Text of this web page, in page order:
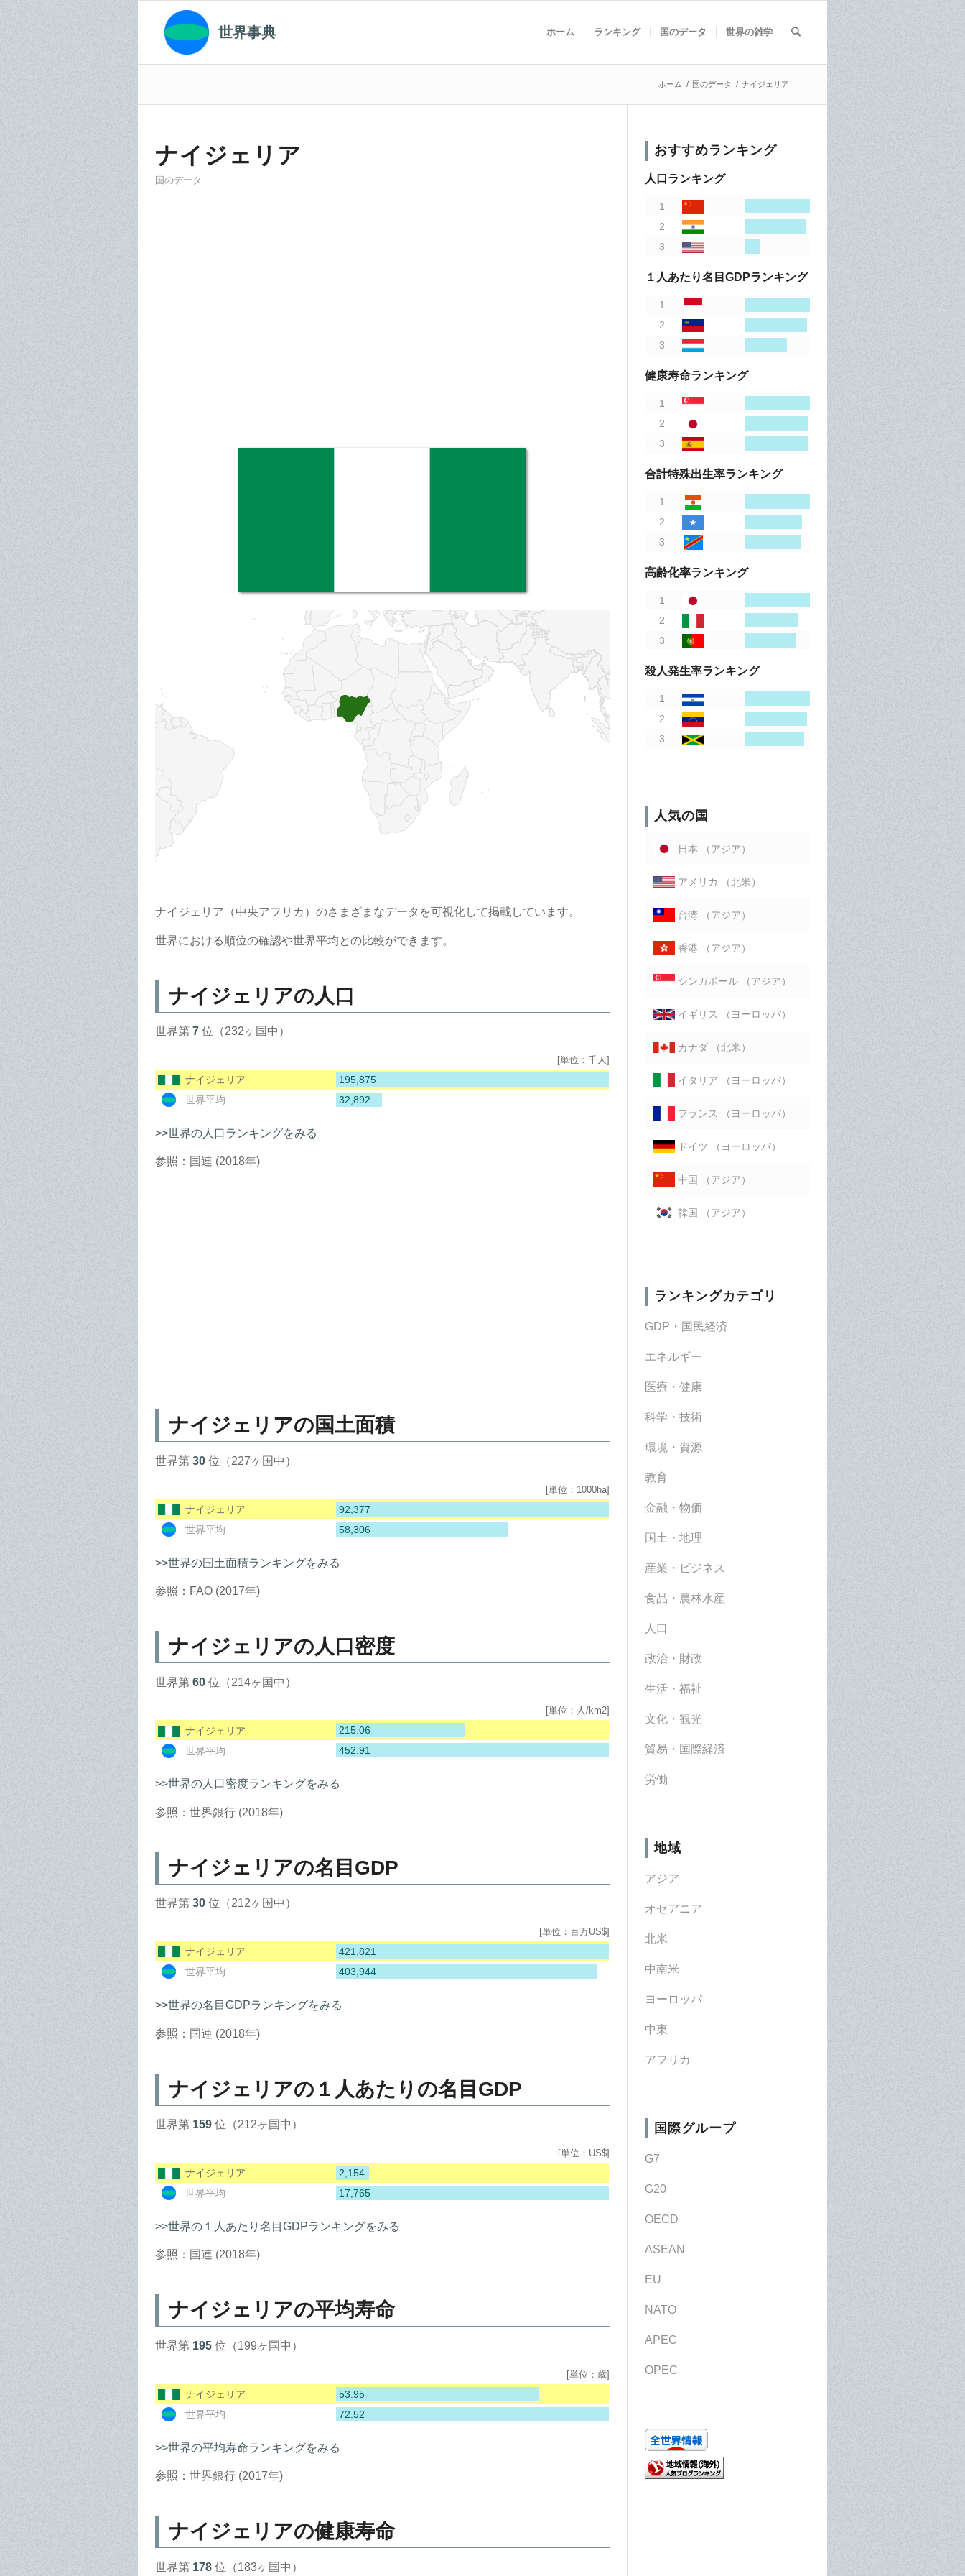
世界事典 ホーム ランキング 国のデータ 世界の雑学
ホーム / 国のデータ / ナイジェリア
ナイジェリア
国のデータ
ナイジェリア（中央アフリカ）のさまざまなデータを可視化して掲載しています。
世界における順位の確認や世界平均との比較ができます。
ナイジェリアの人口
世界第 7 位（232ヶ国中）
[単位：千人]
ナイジェリア
195,875
世界平均
32,892
>>世界の人口ランキングをみる
参照：国連 (2018年)
ナイジェリアの国土面積
世界第 30 位（227ヶ国中）
[単位：1000ha]
ナイジェリア
92,377
世界平均
58,306
>>世界の国土面積ランキングをみる
参照：FAO (2017年)
ナイジェリアの人口密度
世界第 60 位（214ヶ国中）
[単位：人/km2]
ナイジェリア
215.06
世界平均
452.91
>>世界の人口密度ランキングをみる
参照：世界銀行 (2018年)
ナイジェリアの名目GDP
世界第 30 位（212ヶ国中）
[単位：百万US$]
ナイジェリア
421,821
世界平均
403,944
>>世界の名目GDPランキングをみる
参照：国連 (2018年)
ナイジェリアの１人あたりの名目GDP
世界第 159 位（212ヶ国中）
[単位：US$]
ナイジェリア
2,154
世界平均
17,765
>>世界の１人あたり名目GDPランキングをみる
参照：国連 (2018年)
ナイジェリアの平均寿命
世界第 195 位（199ヶ国中）
[単位：歳]
ナイジェリア
53.95
世界平均
72.52
>>世界の平均寿命ランキングをみる
参照：世界銀行 (2017年)
ナイジェリアの健康寿命
世界第 178 位（183ヶ国中）
おすすめランキング
人口ランキング
１人あたり名目GDPランキング
健康寿命ランキング
合計特殊出生率ランキング
高齢化率ランキング
殺人発生率ランキング
人気の国
日本 （アジア）
アメリカ （北米）
台湾 （アジア）
香港 （アジア）
シンガポール （アジア）
イギリス （ヨーロッパ）
カナダ （北米）
イタリア （ヨーロッパ）
フランス （ヨーロッパ）
ドイツ （ヨーロッパ）
中国 （アジア）
韓国 （アジア）
ランキングカテゴリ
GDP・国民経済
エネルギー
医療・健康
科学・技術
環境・資源
教育
金融・物価
国土・地理
産業・ビジネス
食品・農林水産
人口
政治・財政
生活・福祉
文化・観光
貿易・国際経済
労働
地域
アジア
オセアニア
北米
中南米
ヨーロッパ
中東
アフリカ
国際グループ
G7
G20
OECD
ASEAN
EU
NATO
APEC
OPEC